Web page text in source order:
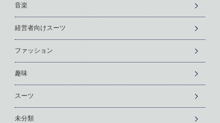
音楽
経営者向けスーツ
ファッション
趣味
スーツ
未分類